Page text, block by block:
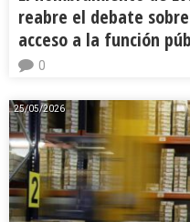
reabre el debate
acceso a la función
0
25/05/2026